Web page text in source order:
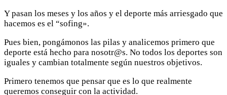
Y pasan los meses y los años y el deporte más arriesgado que
hacemos es el “sofing».
Pues bien, pongámonos las pilas y analicemos primero que
deporte está hecho para nosotr@s. No todos los deportes son
iguales y cambian totalmente según nuestros objetivos.
Primero tenemos que pensar que es lo que realmente
queremos conseguir con la actividad.